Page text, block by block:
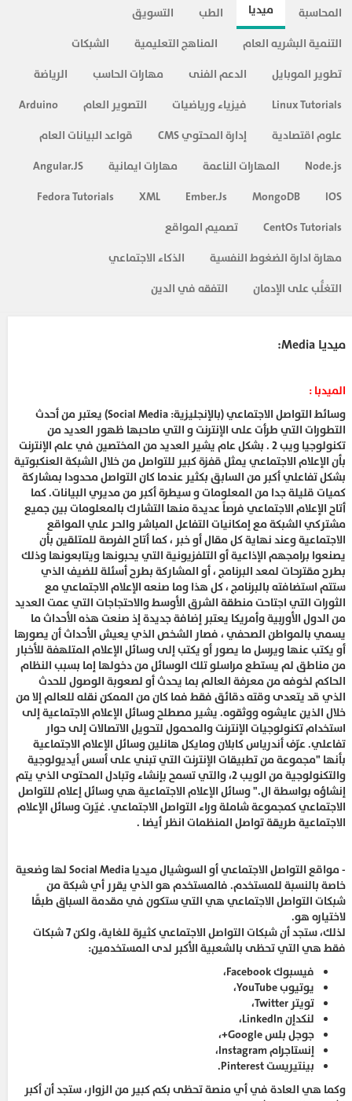
المحاسبة
ميديا الطب
التسويق
التنمية البشريه العام
المناهج التعليمية
الشبكات
تطوير الموبايل
الدعم الفنى مهارات الحاسب
الرياضة
Linux Tutorials
فيزياء ورياضيات التصوير العام
Arduino
علوم اقتصادية
إدارة المحتوي CMS
قواعد البيانات العام
Node.js
المهارات الناعمة مهارات ايمانية
Angular.JS
IOS
MongoDB
Ember.Js
XML
Fedora Tutorials
CentOs Tutorials
تصميم المواقع
مهارة ادارة الضغوط النفسية
الذكاء الاجتماعي
التغلُّب على الإدمان
التفقه في الدين
ميديا Media:
الميدبا :
وسائط التواصل الاجتماعي (بالإنجليزية: Social Media) يعتبر من أحدث
التطورات التي طرأت على الإنترنت و التي صاحبها ظهور العديد من
تكنولوجيا ويب ٢ . بشكل عام يشير العديد من المختصين في علم الإنترنت
بأن الإعلام الاجتماعي يمثل قفزة كبير للتواصل من خلال الشبكة العنكبوتية
بشكل تفاعلي أكبر من السابق بكثير عندما كان التواصل محدودا بمشاركة
كميات قليلة جدا من المعلومات و سيطرة أكبر من مديري البيانات. كما
أتاح الإعلام الاجتماعي فرصاً عديدة منها التشارك بالمعلومات بين جميع
مشتركي الشبكة مع إمكانيات التفاعل المباشر والحر علي المواقع
الاجتماعية وعند نهاية كل مقال أو خبر ، كما أتاح الفرصة للمتلقين بأن
يصنعوا برامجهم الإذاعية أو التلفزيونية التي يحبونها ويتابعونها وذلك
بطرح مقترحات لمعد البرنامج ، أو المشاركة بطرح أسئلة للضيف الذي
ستتم استضافته بالبرنامج ، كل هذا وما صنعه الإعلام الاجتماعي مع
الثورات التي اجتاحت منطقة الشرق الأوسط والاحتجاجات التي عمت العديد
من الدول الأوربية وأمريكا يعتبر إضافة جديدة إذ صنعت هذه الأحداث ما
يسمي بالمواطن الصحفي ، فصار الشخص الذي يعيش الأحداث أن يصورها
أو يكتب عنها ويرسل ما يصور أو يكتب إلى وسائل الإعلام المتلهفة للأخبار
من مناطق لم يستطع مراسلو تلك الوسائل من دخولها إما بسبب النظام
الحاكم لخوفه من معرفة العالم بما يحدث أو لصعوبة الوصول للحدث
الذي قد يتعدى وقته دقائق فقط فما كان من الممكن نقله للعالم إلا من
خلال الذين عايشوه ووثقوه. يشير مصطلح وسائل الإعلام الاجتماعية إلى
استخدام تكنولوجيات الإنترنت والمحمول لتحويل الاتصالات إلى حوار
تفاعلي. عرّف أندرياس كابلان ومايكل هانلين وسائل الإعلام الاجتماعية
بأنها "مجموعة من تطبيقات الإنترنت التي تبني على أسس أيديولوجية
والتكنولوجية من الويب 2، والتي تسمح بإنشاء وتبادل المحتوى الذي يتم
إنشاؤه بواسطة ال." وسائل الإعلام الاجتماعية هي وسائل إعلام للتواصل
الاجتماعي كمجموعة شاملة وراء التواصل الاجتماعي. غيّرت وسائل الإعلام
الاجتماعية طريقة تواصل المنظمات انظر أيضا .
- مواقع التواصل الاجتماعي أو السوشيال ميديا Social Media لها وضعية
خاصة بالنسبة للمستخدم. فالمستخدم هو الذي يقرر أي شبكة من
شبكات التواصل الاجتماعي هي التي ستكون في مقدمة السباق طبقًا
لاختياره هو.
لذلك، ستجد أن شبكات التواصل الاجتماعي كثيرة للغاية، ولكن 7 شبكات
فقط هي التي تحظى بالشعبية الأكبر لدى المستخدمين:
فيسبوك Facebook،
يوتيوب YouTube،
تويتر Twitter،
لنكدإن LinkedIn،
جوجل بلس Google+،
إنستاجرام Instagram،
بينتيريست Pinterest.
وكما هي العادة في أي منصة تحظى بكم كبير من الزوار، ستجد أن أكبر